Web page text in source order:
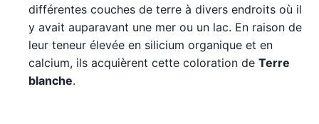
différentes couches de terre à divers endroits où il
y avait auparavant une mer ou un lac. En raison de
leur teneur élevée en silicium organique et en
calcium, ils acquièrent cette coloration de Terre
blanche.